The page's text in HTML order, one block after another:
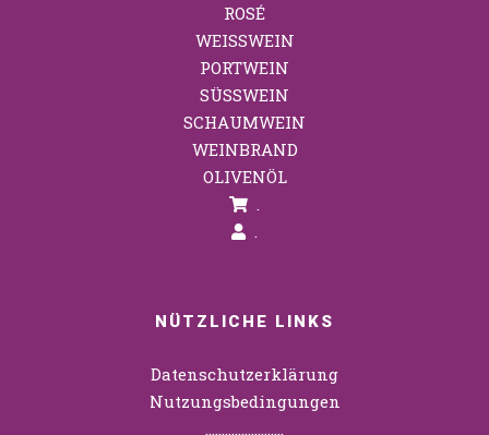
ROSÉ
WEISSWEIN
PORTWEIN
SÜSSWEIN
SCHAUMWEIN
WEINBRAND
OLIVENÖL
NÜTZLICHE LINKS
Datenschutzerklärung
Nutzungsbedingungen